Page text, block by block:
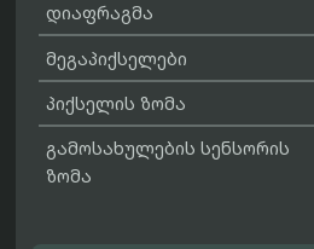
დიაფრაგმა
მეგაპიქსელები
პიქსელის ზომა
გამოსახულების სენსორის
ზომა